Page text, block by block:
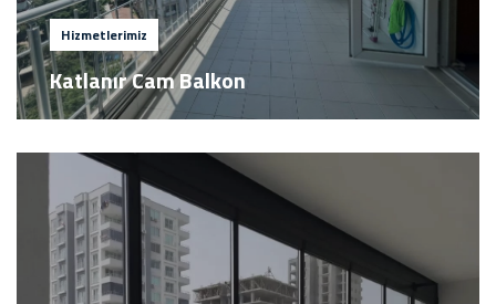
Hizmetlerimiz
Katlanır Cam Balkon